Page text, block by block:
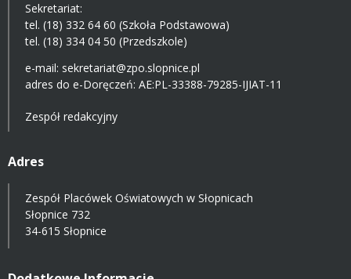
Sekretariat:
tel. (18) 332 64 60 (Szkoła Podstawowa)
tel. (18) 334 04 50 (Przedszkole)
e-mail: sekretariat@zpo.slopnice.pl
adres do e-Doręczeń: AE:PL-33388-79285-IJIAT-11
Zespół redakcyjny
Adres
Zespół Placówek Oświatowych w Słopnicach
Słopnice 732
34-615 Słopnice